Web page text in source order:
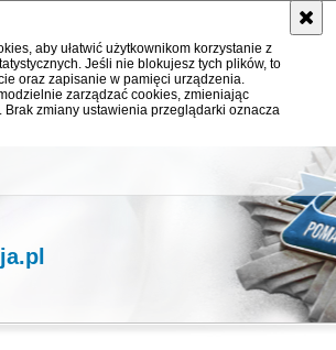
aby ułatwić użytkownikom korzystanie z
Jeśli nie blokujesz tych plików, to
oraz zapisanie w pamięci urządzenia.
zarządzać cookies, zmieniając
zmiany ustawienia przeglądarki oznacza